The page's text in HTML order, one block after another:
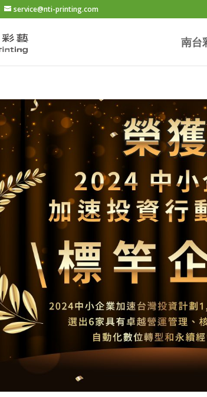
service@nti-printing.com
南台